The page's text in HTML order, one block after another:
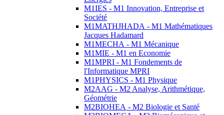
M1IES - M1 Innovation, Entreprise et
Société
M1MATHJHADA - M1 Mathématiques
Jacques Hadamard
M1MECHA - M1 Mécanique
M1MIE - M1 en Economie
M1MPRI - M1 Fondements de
l'Informatique MPRI
M1PHYSICS - M1 Physique
M2AAG - M2 Analyse, Arithmétique,
Géométrie
M2BIOHEA - M2 Biologie et Santé